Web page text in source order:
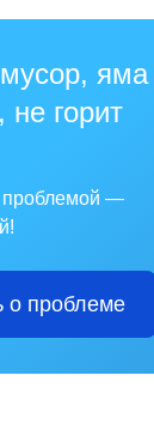
яма
не горит
проблемой —
о проблеме